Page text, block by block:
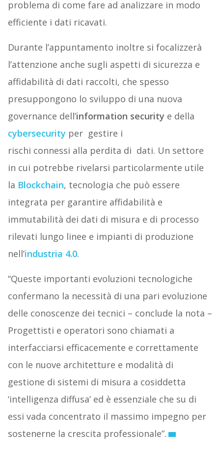
problema di come fare ad analizzare in modo
efficiente i dati ricavati.
Durante l’appuntamento inoltre si focalizzerà
l’attenzione anche sugli aspetti di sicurezza e
affidabilità di dati raccolti, che spesso
presuppongono lo sviluppo di una nuova
governance dell’information security e della
cybersecurity per gestire i
rischi connessi alla perdita di dati. Un settore
in cui potrebbe rivelarsi particolarmente utile
la Blockchain, tecnologia che può essere
integrata per garantire affidabilità e
immutabilità dei dati di misura e di processo
rilevati lungo linee e impianti di produzione
nell’industria 4.0.
“Queste importanti evoluzioni tecnologiche
confermano la necessità di una pari evoluzione
delle conoscenze dei tecnici – conclude la nota –
Progettisti e operatori sono chiamati a
interfacciarsi efficacemente e correttamente
con le nuove architetture e modalità di
gestione di sistemi di misura a cosiddetta
‘intelligenza diffusa’ ed è essenziale che su di
essi vada concentrato il massimo impegno per
sostenerne la crescita professionale”.